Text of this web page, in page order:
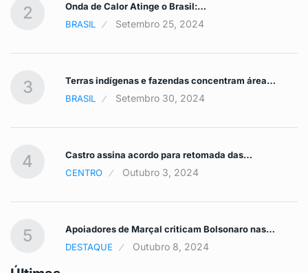
2
Onda de Calor Atinge o Brasil:…
BRASIL
Setembro 25, 2024
3
Terras indígenas e fazendas concentram área…
BRASIL
Setembro 30, 2024
4
Castro assina acordo para retomada das…
CENTRO
Outubro 3, 2024
5
Apoiadores de Marçal criticam Bolsonaro nas…
DESTAQUE
Outubro 8, 2024